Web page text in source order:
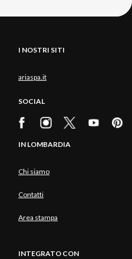
I NOSTRI SITI
ariaspa.it
SOCIAL
IN LOMBARDIA
Chi siamo
Contatti
Area stampa
INTEGRATO CON